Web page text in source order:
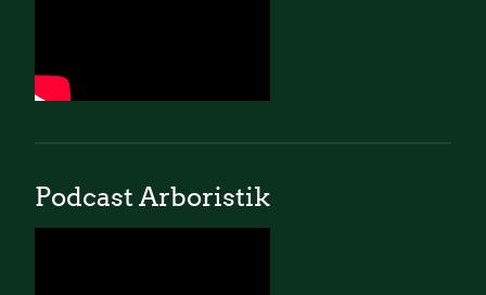
Podcast Arboristik